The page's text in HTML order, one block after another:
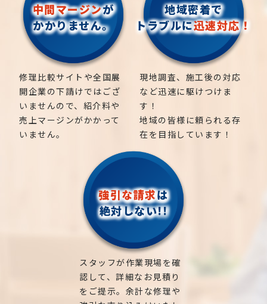
中間マージンが
かかりません。
修理比較サイトや全国展
開企業の下請けではござ
いませんので、紹介料や
売上マージンがかかって
いません。
地域密着で
トラブルに迅速対応！
現地調査、施工後の対応
など迅速に駆けつけま
す！
地域の皆様に頼られる存
在を目指しています！
強引な請求は
絶対しない!!
スタッフが作業現場を確
認して、詳細なお見積り
をご提示。余計な修理や